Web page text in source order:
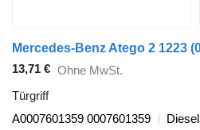
13,71 € Ohne MwSt.
Türgriff
A0007601359 0007601359
Diesel